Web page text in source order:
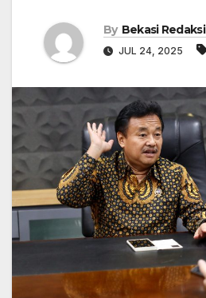
By Bekasi Redaksi
JUL 24, 2025